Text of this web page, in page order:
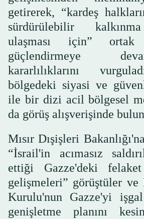
getirerek, “kardeş
sürdürülebilir
ulaşması için”
güçlendirmeye
kararlılıklarını
bölgedeki siyasi ve
ile bir dizi acil bölgesel
da görüş alışverişinde
Mısır Dışişleri
“İsrail'in acımasız
ettiği Gazze'deki
gelişmeleri” görüştüler
Kurulu'nun Gazze'yi işgal
genişletme planını